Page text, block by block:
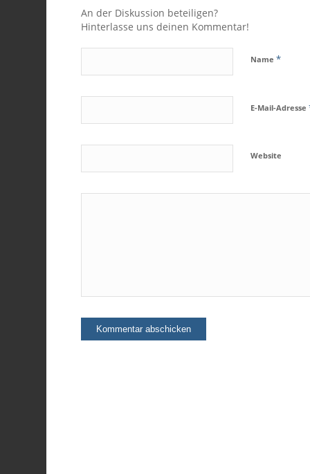
An der Diskussion beteiligen?
Hinterlasse uns deinen Kommentar!
Name*
E-Mail-Adresse
Website